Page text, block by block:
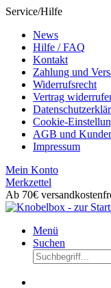
Service/Hilfe
News
Hilfe / FAQ
Kontakt
Zahlung und
Widerrufsrecht
Vertrag
Cookie-
AGB und
Impressum
Mein Konto
Merkzettel
Ab 70€
Menü
Suchen